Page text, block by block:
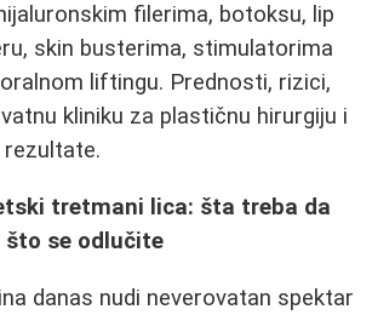
filerima, botoksu, lip
skin busterima, stimulatorima
liftingu. Prednosti, rizici,
kliniku za plastičnu hirurgiju i
tretmani lica: šta treba da
što se odlučite
danas nudi neverovatan spektar